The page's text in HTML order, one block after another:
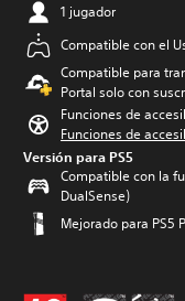
1 jugador
Compatible con el
Compatible para
Portal solo con
Funciones de
Funciones de
Versión para PS5
Compatible con la
DualSense)
Mejorado para PS5